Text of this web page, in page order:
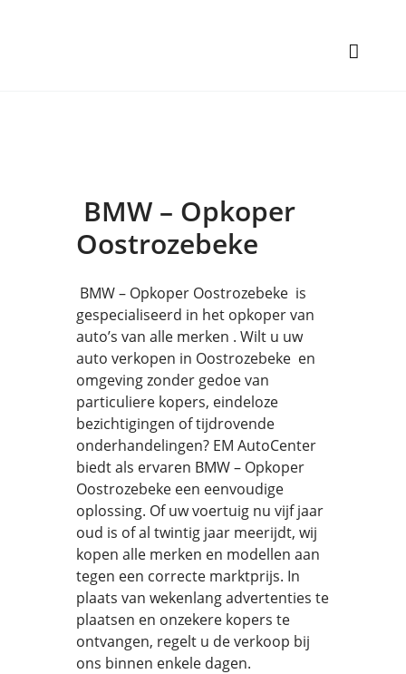
BMW – Opkoper
Oostrozebeke
BMW – Opkoper Oostrozebeke is
gespecialiseerd in het opkoper van
auto’s van alle merken . Wilt u uw
auto verkopen in Oostrozebeke en
omgeving zonder gedoe van
particuliere kopers, eindeloze
bezichtigingen of tijdrovende
onderhandelingen? EM AutoCenter
biedt als ervaren BMW – Opkoper
Oostrozebeke een eenvoudige
oplossing. Of uw voertuig nu vijf jaar
oud is of al twintig jaar meerijdt, wij
kopen alle merken en modellen aan
tegen een correcte marktprijs. In
plaats van wekenlang advertenties te
plaatsen en onzekere kopers te
ontvangen, regelt u de verkoop bij
ons binnen enkele dagen.